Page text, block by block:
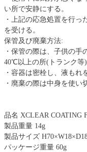
い所で安静にする。
・上記の応急処置を行
を受ける。
保管及び廃棄方法:
・保管の際は、子供の
40℃以上の所(トランク等
・容器は密栓し、液もれ
・廃棄の際は中身を使い
品名 XCLEAR COATING
製品重量 14g
製品サイズ
パッケージ重量 60g